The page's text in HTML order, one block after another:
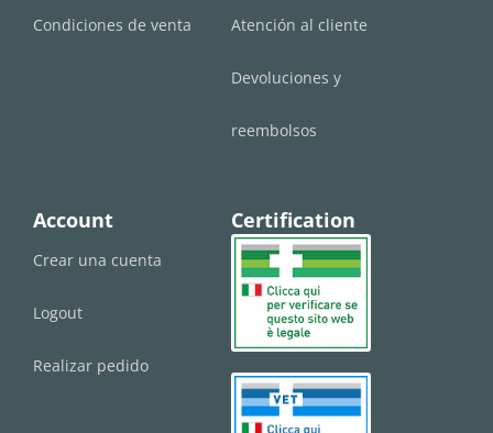
Condiciones de venta Atención al cliente
Devoluciones y
reembolsos
Account
Crear una cuenta
Logout
Realizar pedido
Certification